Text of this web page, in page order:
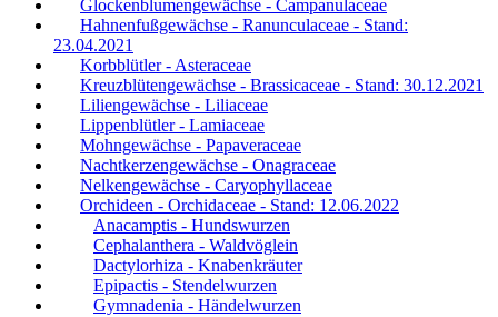
Glockenblumengewächse - Campanulaceae
Hahnenfußgewächse - Ranunculaceae - Stand:
23.04.2021
Korbblütler - Asteraceae
Kreuzblütengewächse - Brassicaceae - Stand: 30.12.2021
Liliengewächse - Liliaceae
Lippenblütler - Lamiaceae
Mohngewächse - Papaveraceae
Nachtkerzengewächse - Onagraceae
Nelkengewächse - Caryophyllaceae
Orchideen - Orchidaceae - Stand: 12.06.2022
Anacamptis - Hundswurzen
Cephalanthera - Waldvöglein
Dactylorhiza - Knabenkräuter
Epipactis - Stendelwurzen
Gymnadenia - Händelwurzen